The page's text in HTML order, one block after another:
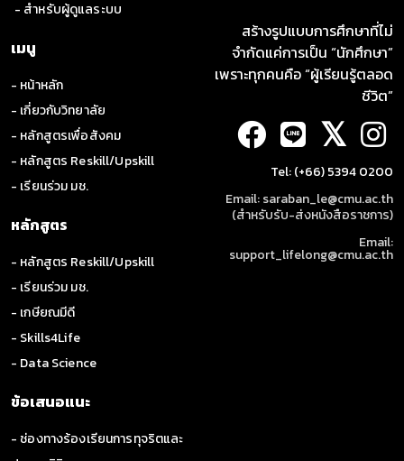
- สำหรับผู้ดูแลระบบ
เมนู
- หน้าหลัก
- เกี่ยวกับวิทยาลัย
- หลักสูตรเพื่อสังคม
- หลักสูตร Reskill/Upskill
- เรียนร่วม มช.
หลักสูตร
- หลักสูตร Reskill/Upskill
- เรียนร่วม มช.
- เกษียณมีดี
- Skills4Life
- Data Science
ข้อเสนอแนะ
- ช่องทางร้องเรียนการทุจริตและ
สร้างรูปแบบการศึกษาที่ไม่
จำกัดแค่การเป็น “นักศึกษา”
เพราะทุกคนคือ “ผู้เรียนรู้ตลอด
ชีวิต”
𝕏
Tel: (+66) 5394 0200
Email: saraban_le@cmu.ac.th
(สำหรับรับ-ส่งหนังสือราชการ)
Email:
support_lifelong@cmu.ac.th